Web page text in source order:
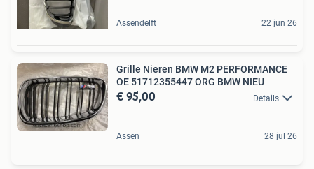
Assendelft 22 jun 26
Grille Nieren BMW M2 PERFORMANCE
OE 51712355447 ORG BMW NIEU
€ 95,00 Details
Assen 28 jul 26